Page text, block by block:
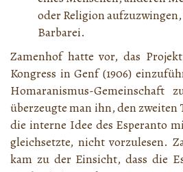
oder Religion
Barbarei.
Zamenhof hatte vor, das
Kongress in Genf (1906)
Homaranismus-Gemeinschaft
überzeugte man ihn, den zweiten
die interne Idee des Esperanto
gleichsetzte, nicht vorzulesen.
kam zu der Einsicht, dass die